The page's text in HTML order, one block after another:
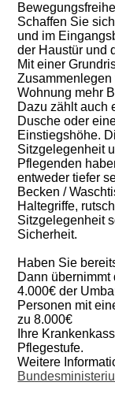
Schaffen Sie
und im
der Haustür und
Mit einer
Wohnung mehr
Dazu zählt auch
Dusche oder
Einstiegshöhe.
Sitzgelegenheit
Pflegenden
entweder tiefer
Becken /
Haltegriffe,
Sitzgelegenheit
Sicherheit.
Haben Sie
Dann
4.000€ der
Personen mit
zu 8.000€
Ihre
Pflegestufe.
Weitere